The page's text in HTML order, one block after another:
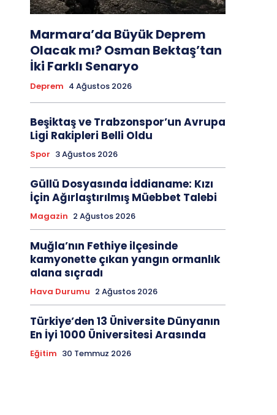
Marmara’da Büyük Deprem
Olacak mı? Osman Bektaş’tan
İki Farklı Senaryo
Deprem 4 Ağustos 2026
Beşiktaş ve Trabzonspor’un Avrupa
Ligi Rakipleri Belli Oldu
Spor 3 Ağustos 2026
Güllü Dosyasında İddianame: Kızı
İçin Ağırlaştırılmış Müebbet Talebi
Magazin 2 Ağustos 2026
Muğla’nın Fethiye ilçesinde
kamyonette çıkan yangın ormanlık
alana sıçradı
Hava Durumu 2 Ağustos 2026
Türkiye’den 13 Üniversite Dünyanın
En İyi 1000 Üniversitesi Arasında
Eğitim 30 Temmuz 2026